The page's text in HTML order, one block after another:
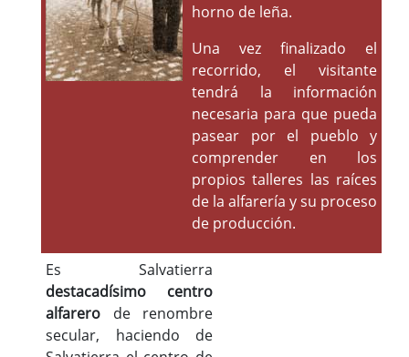
horno de leña.
Una vez finalizado el
recorrido, el visitante
tendrá la información
necesaria para que pueda
pasear por el pueblo y
comprender en los
propios talleres las raíces
de la alfarería y su proceso
de producción.
Es Salvatierra
destacadísimo centro
alfarero de renombre
secular, haciendo de